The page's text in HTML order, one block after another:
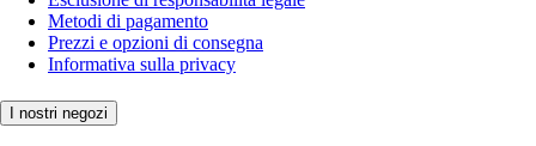
Metodi di pagamento
Prezzi e opzioni di consegna
Informativa sulla privacy
I nostri negozi